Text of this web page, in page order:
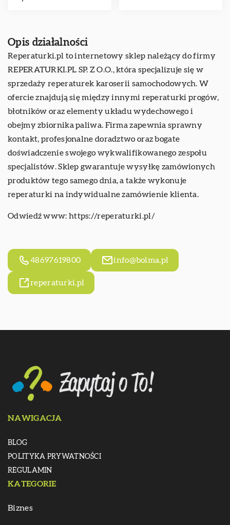
Opis działalności
Reperaturki.pl to internetowy sklep należący do firmy
REPERATURKI.PL SP. Z O.O., która specjalizuje się w
sprzedaży reperaturek karoserii samochodowych. W
ofercie znajdują się między innymi reperaturki progów,
błotników oraz elementy układu wydechowego i
obejmy zbiornika paliwa. Firma zapewnia sprawny
kontakt, profesjonalne doradztwo oraz bogate
doświadczenie swojego wykwalifikowanego zespołu
specjalistów. Sklep gwarantuje wysyłkę zamówionych
produktów tego samego dnia, a także wykonuje
reperaturki na indywidualne zamówienie klienta.
Odwiedź www: https://reperaturki.pl/
48697619800 info@bolma.pl
reperaturki.pl
NAWIGACJA
BLOG
POLITYKA PRYWATNOŚCI
REGULAMIN
KATEGORIE
Biznes